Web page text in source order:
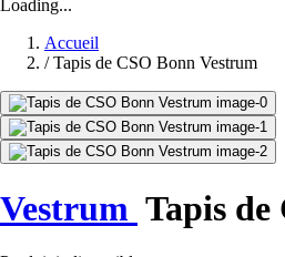
Loading...
Accueil
/ Tapis de CSO Bonn Vestrum
Vestrum Tapis de